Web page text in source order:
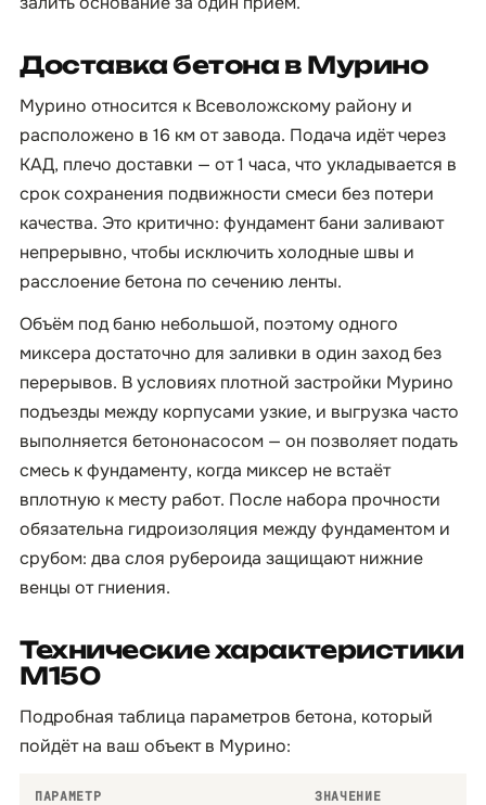
Доставка бетона в Мурино
Мурино относится к Всеволожскому району и
расположено в 16 км от завода. Подача идёт через
КАД, плечо доставки — от 1 часа, что укладывается в
срок сохранения подвижности смеси без потери
качества. Это критично: фундамент бани заливают
непрерывно, чтобы исключить холодные швы и
расслоение бетона по сечению ленты.
Объём под баню небольшой, поэтому одного
миксера достаточно для заливки в один заход без
перерывов. В условиях плотной застройки Мурино
подъезды между корпусами узкие, и выгрузка часто
выполняется бетононасосом — он позволяет подать
смесь к фундаменту, когда миксер не встаёт
вплотную к месту работ. После набора прочности
обязательна гидроизоляция между фундаментом и
срубом: два слоя рубероида защищают нижние
венцы от гниения.
Технические характеристики
М150
Подробная таблица параметров бетона, который
пойдёт на ваш объект в Мурино:
ПАРАМЕТР ЗНАЧЕНИЕ